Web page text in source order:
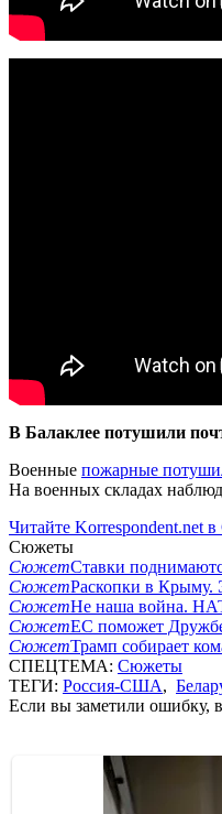
В Балаклее потушили
Военные пожарные
На военных складах
Читайте Korrespondent.net
Сюжеты
СюжетСтавки
СюжетРаскопки в Крыму.
СюжетНе наша война.
СюжетЕС поможет
СюжетТрамп собирает
СПЕЦТЕМА: Сюжеты
ТЕГИ: Россия-США,
Если вы заметили ошибку,